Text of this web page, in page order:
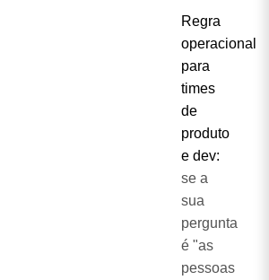
Regra
operacional
para
times
de
produto
e dev:
se a
sua
pergunta
é "as
pessoas